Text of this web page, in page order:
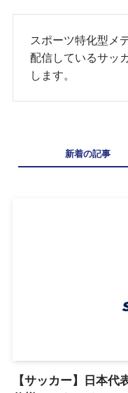
スポーツ特化型メ
配信しているサッ
します。
新着の記事
【サッカー】日本